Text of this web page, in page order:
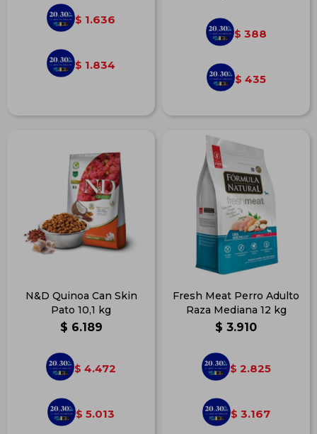
$ 1.636
$ 1.834
$ 388
$ 435
N&D Quinoa Can Skin
Pato 10,1 kg
$ 6.189
$ 4.472
$ 5.013
Fresh Meat Perro Adulto
Raza Mediana 12 kg
$ 3.910
$ 2.825
$ 3.167